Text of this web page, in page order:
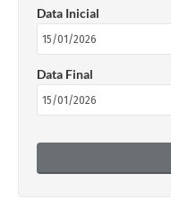
Data Inicial
Data Final